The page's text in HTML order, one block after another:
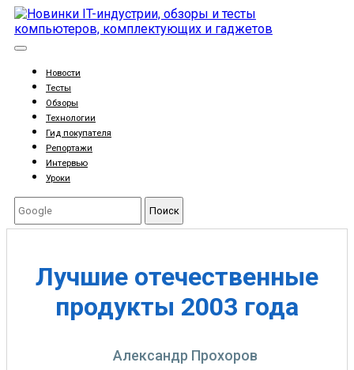
Новости
Тесты
Обзоры
Технологии
Гид покупателя
Репортажи
Интервью
Уроки
Поиск
Лучшие отечественные
продукты 2003 года
Александр Прохоров